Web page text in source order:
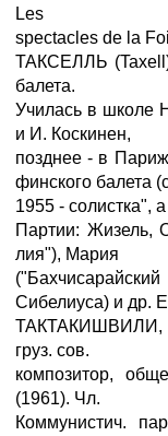
Les
spectacles de la
ТАКСЕЛЛЬ
балета.
Училась в школе
и И. Коскинен,
позднее - в
финского балета
1955 - солистка",
Партии: Жизель,
лия"), Мария
Сибелиуса) и др.
ТАКТАКИШВИЛИ,
груз. сов.
композитор,
(1961). Чл.
Коммунистич.